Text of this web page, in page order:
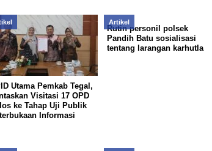
Utama Pemkab Tegal,
Visitasi 17 OPD
ke Tahap Uji Publik
Informasi
Artikel
Rutin personil polsek
Pandih Batu sosialisasi
tentang larangan karhutla